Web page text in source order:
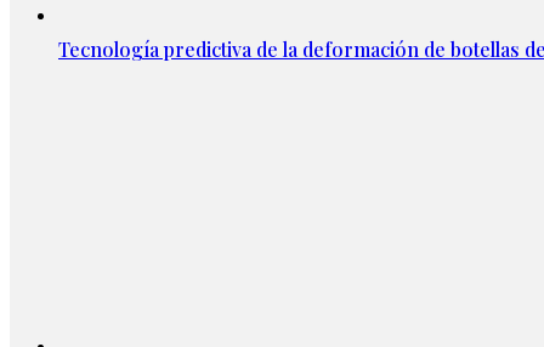
Tecnología predictiva de la deformación de botellas